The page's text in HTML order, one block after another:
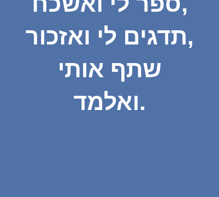
תדגים לי ואזכור,
שתף אותי
ואלמד.